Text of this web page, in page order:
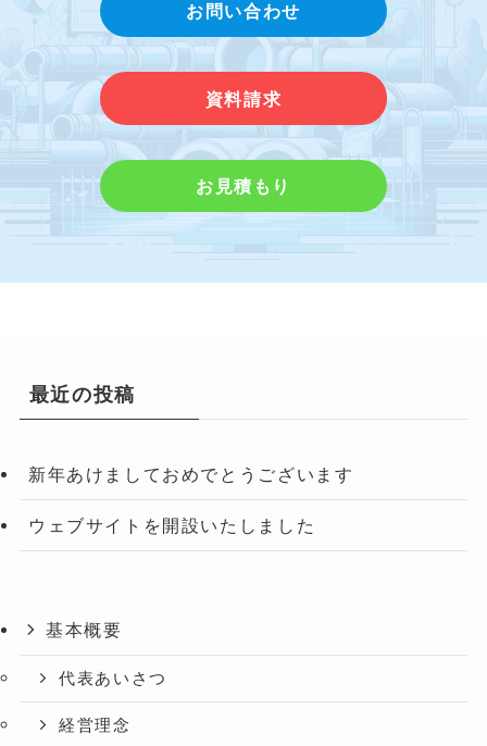
お問い合わせ
資料請求
お見積もり
最近の投稿
新年あけましておめでとうございます
ウェブサイトを開設いたしました
基本概要
代表あいさつ
経営理念